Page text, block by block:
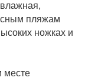
пляжам
ножках и
месте